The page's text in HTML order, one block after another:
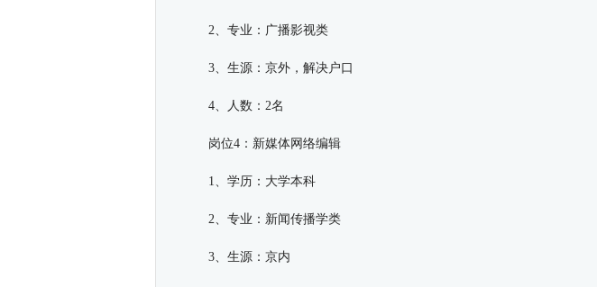
2、专业：广播影视类
3、生源：京外，解决户口
4、人数：2名
岗位4：新媒体网络编辑
1、学历：大学本科
2、专业：新闻传播学类
3、生源：京内